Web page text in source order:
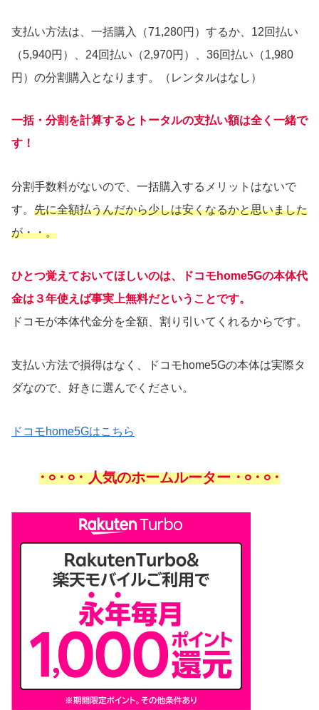
支払い方法は、一括購入（71,280円）するか、12回払い
（5,940円）、24回払い（2,970円）、36回払い（1,980
円）の分割購入となります。（レンタルはなし）
一括・分割を計算するとトータルの支払い額は全く一緒で
す！
分割手数料がないので、一括購入するメリットはないで
す。 先に全額払うんだから少しは安くなるかと思いました
が・・。
ひとつ覚えておいてほしいのは、ドコモhome5Gの本体代
金は３年使えば事実上無料だということです。
ドコモが本体代金分を全額、割り引いてくれるからです。
支払い方法で損得はなく、ドコモhome5Gの本体は実際タ
ダなので、好きに選んでください。
ドコモhome5Gはこちら
𐄁𐄙𐄁𐄙𐄁 人気のホームルーター 𐄁𐄙𐄁𐄙𐄁